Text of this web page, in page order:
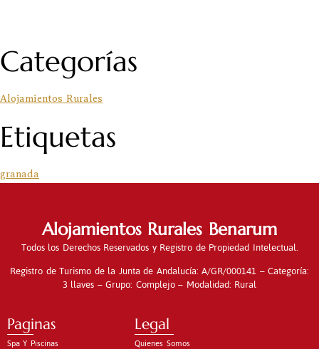
Categorías
Alojamientos Rurales
Etiquetas
granada
Alojamientos Rurales Benarum
Todos los Derechos Reservados y Registro de Propiedad Intelectual.
Registro de Turismo de la Junta de Andalucía: A/GR/000141 – Categoría:
3 llaves – Grupo: Complejo – Modalidad: Rural
Paginas
Spa Y Piscinas
Legal
Quienes Somos